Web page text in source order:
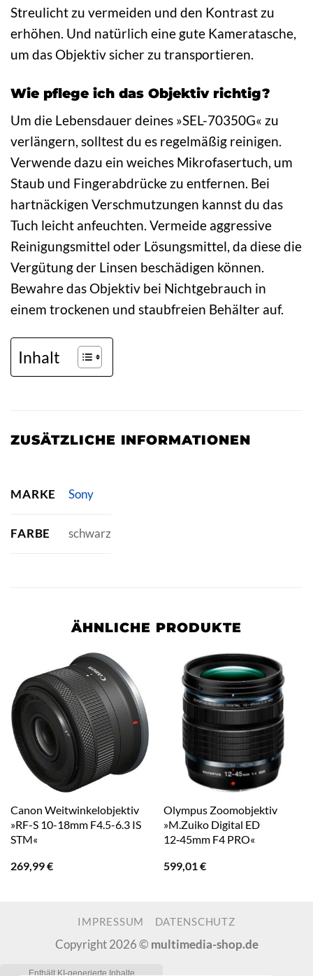
Streulicht zu vermeiden und den Kontrast zu
erhöhen. Und natürlich eine gute Kameratasche,
um das Objektiv sicher zu transportieren.
Wie pflege ich das Objektiv richtig?
Um die Lebensdauer deines »SEL-70350G« zu
verlängern, solltest du es regelmäßig reinigen.
Verwende dazu ein weiches Mikrofasertuch, um
Staub und Fingerabdrücke zu entfernen. Bei
hartnäckigen Verschmutzungen kannst du das
Tuch leicht anfeuchten. Vermeide aggressive
Reinigungsmittel oder Lösungsmittel, da diese die
Vergütung der Linsen beschädigen können.
Bewahre das Objektiv bei Nichtgebrauch in
einem trockenen und staubfreien Behälter auf.
Inhalt
ZUSÄTZLICHE INFORMATIONEN
MARKE Sony
FARBE schwarz
ÄHNLICHE PRODUKTE
Canon Weitwinkelobjektiv
»RF-S 10-18mm F4.5-6.3 IS
STM«
269,99€
Olympus Zoomobjektiv
»M.Zuiko Digital ED
12‑45mm F4 PRO«
599,01€
IMPRESSUM DATENSCHUTZ
Copyright 2026 © multimedia-shop.de